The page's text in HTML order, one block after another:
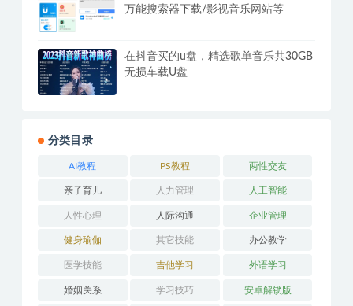
万能搜索器下载/影视音乐网站等
在抖音买的u盘，精选歌单音乐共30GB
无损车载U盘
分类目录
AI教程 PS教程 两性交友
亲子育儿 人力管理 人工智能
人性心理 人际沟通 企业管理
健身瑜伽 其它技能 办公教学
医学技能 吉他学习 外语学习
婚姻关系 学习技巧 安卓解锁版